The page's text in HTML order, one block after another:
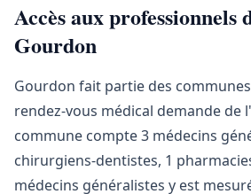
Accès aux professionnels
Gourdon
Gourdon fait partie des
rendez-vous médical demande de
commune compte 3 médecins
chirurgiens-dentistes, 1
médecins généralistes y est